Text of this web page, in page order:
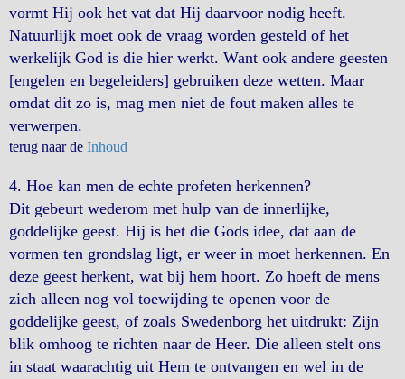
vormt Hij ook het vat dat Hij daarvoor nodig heeft.
Natuurlijk moet ook de vraag worden gesteld of het
werkelijk God is die hier werkt. Want ook andere geesten
[engelen en begeleiders] gebruiken deze wetten. Maar
omdat dit zo is, mag men niet de fout maken alles te
verwerpen.
terug naar de Inhoud
4. Hoe kan men de echte profeten herkennen?
Dit gebeurt wederom met hulp van de innerlijke,
goddelijke geest. Hij is het die Gods idee, dat aan de
vormen ten grondslag ligt, er weer in moet herkennen. En
deze geest herkent, wat bij hem hoort. Zo hoeft de mens
zich alleen nog vol toewijding te openen voor de
goddelijke geest, of zoals Swedenborg het uitdrukt: Zijn
blik omhoog te richten naar de Heer. Die alleen stelt ons
in staat waarachtig uit Hem te ontvangen en wel in de